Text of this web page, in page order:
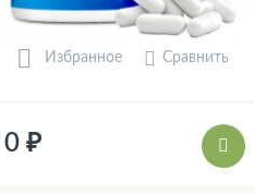
Избранное Сравнить
0 ₽